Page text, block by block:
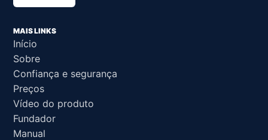
MAIS LINKS
Início
Sobre
Confiança e segurança
Preços
Vídeo do produto
Fundador
Manual